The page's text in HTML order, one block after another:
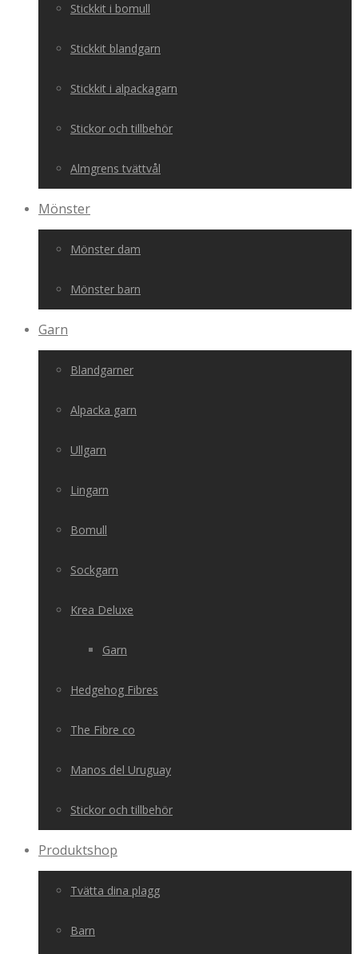
Stickkit i bomull
Stickkit blandgarn
Stickkit i alpackagarn
Stickor och tillbehör
Almgrens tvättvål
Mönster
Mönster dam
Mönster barn
Garn
Blandgarner
Alpacka garn
Ullgarn
Lingarn
Bomull
Sockgarn
Krea Deluxe
Garn
Hedgehog Fibres
The Fibre co
Manos del Uruguay
Stickor och tillbehör
Produktshop
Tvätta dina plagg
Barn